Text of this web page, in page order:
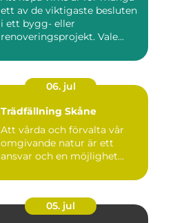
ett av de viktigaste besluten
i ett bygg- eller
renoveringsprojekt. Vale...
06. jul
Trädfällning Skåne
Att vårda och förvalta vår
omgivande natur är ett
ansvar och en möjlighet...
05. jul